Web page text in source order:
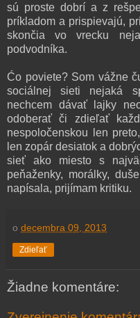
sú proste dobrí a z
príkladom a prispievajú,
skončia vo vrecku
podvodníka.
Ćo poviete? Som vážne
sociálnej sieti nejaká
nechcem dávať lajky
odoberať či zdieľať
nespoločenskou len
len zopár desiatok a
sieť ako miesto s
peňaženky, morálky,
napísala, prijímam kritiku.
o decembra 09, 2013
Zdieľať
Žiadne komentáre: